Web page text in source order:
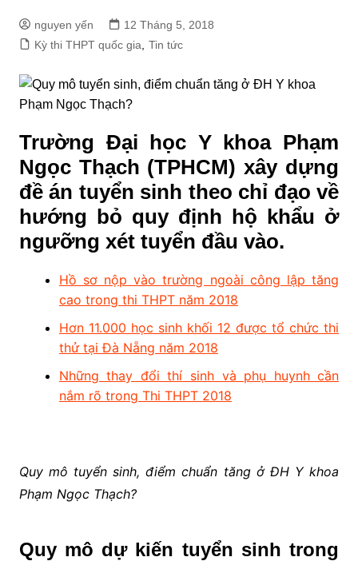
nguyen yến
12 Tháng 5, 2018
Kỳ thi THPT quốc gia
Tin tức
Trường Đại học Y khoa Phạm
Ngọc Thạch (TPHCM) xây dựng
đề án tuyển sinh theo chỉ đạo về
hướng bỏ quy định hộ khẩu ở
ngưỡng xét tuyển đầu vào.
Hồ sơ nộp vào trường ngoài công lập tăng
cao trong thi THPT năm 2018
Hơn 11.000 học sinh khối 12 được tổ chức thi
thử tại Đà Nẵng năm 2018
Những thay đổi thí sinh và phụ huynh cần
nắm rõ trong Thi THPT 2018
Quy mô tuyển sinh, điểm chuẩn tăng ở ĐH Y khoa
Phạm Ngọc Thạch?
Quy mô dự kiến tuyển sinh trong